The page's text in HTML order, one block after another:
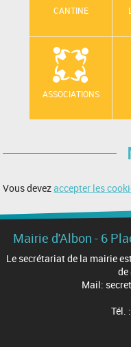
CANTINE
ASSOCIATIONS
Vous devezaccepter les
Mairie d'Albon - 6
Le secrétariat de la mairie
de
Mail:
Tél.